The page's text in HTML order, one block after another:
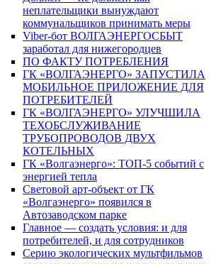
неплательщики вынуждают
коммунальщиков принимать меры
Viber-бот ВОЛГАЭНЕРГОСБЫТ
заработал для нижегородцев
ПО ФАКТУ ПОТРЕБЛЕНИЯ
ГК «ВОЛГАЭНЕРГО» ЗАПУСТИЛА
МОБИЛЬНОЕ ПРИЛОЖЕНИЕ ДЛЯ
ПОТРЕБИТЕЛЕЙ
ГК «ВОЛГАЭНЕРГО» УЛУЧШИЛА
ТЕХОБСЛУЖИВАНИЕ
ТРУБОПРОВОДОВ ДВУХ
КОТЕЛЬНЫХ
ГК «Волгаэнерго»: ТОП-5 событий с
энергией тепла
Световой арт-объект от ГК
«Волгаэнерго» появился в
Автозаводском парке
Главное — создать условия: и для
потребителей, и для сотрудников
Серию экологических мультфильмов